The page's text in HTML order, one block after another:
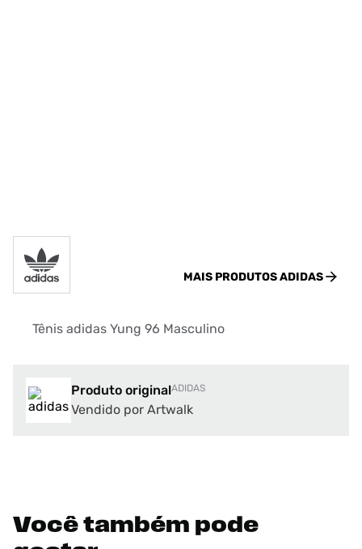
MAIS PRODUTOSADIDAS
Tênis adidas Yung 96 Masculino
Produto originalADIDAS
Vendido por Artwalk
Você também pode